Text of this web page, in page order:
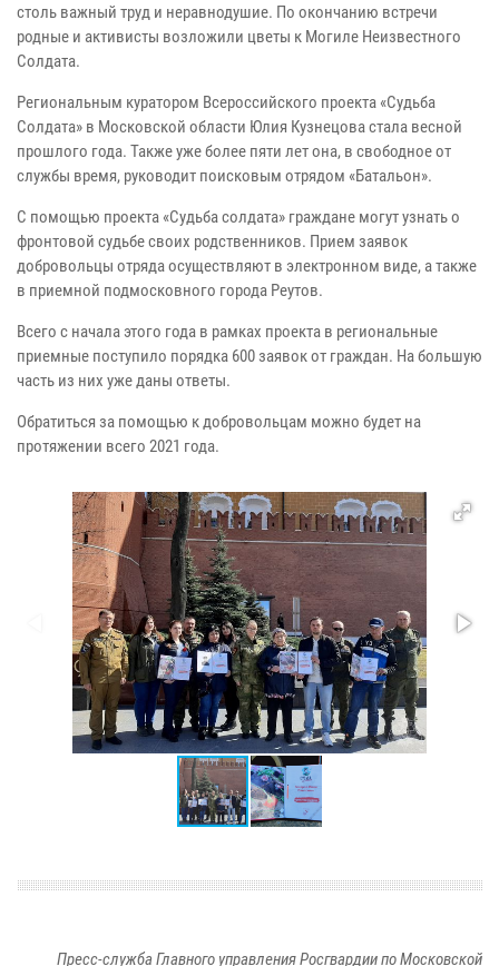
столь важный труд и неравнодушие. По окончанию встречи
родные и активисты возложили цветы к Могиле Неизвестного
Солдата.
Региональным куратором Всероссийского проекта «Судьба
Солдата» в Московской области Юлия Кузнецова стала весной
прошлого года. Также уже более пяти лет она, в свободное от
службы время, руководит поисковым отрядом «Батальон».
С помощью проекта «Судьба солдата» граждане могут узнать о
фронтовой судьбе своих родственников. Прием заявок
добровольцы отряда осуществляют в электронном виде, а также
в приемной подмосковного города Реутов.
Всего с начала этого года в рамках проекта в региональные
приемные поступило порядка 600 заявок от граждан. На большую
часть из них уже даны ответы.
Обратиться за помощью к добровольцам можно будет на
протяжении всего 2021 года.
Пресс-служба Главного управления Росгвардии по Московской